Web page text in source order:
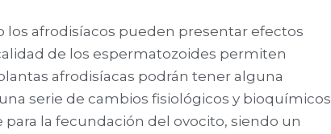
los afrodisíacos pueden presentar efectos
de los espermatozoides permiten
afrodisíacas podrán tener alguna
serie de cambios fisiológicos y bioquímicos
la fecundación del ovocito, siendo un